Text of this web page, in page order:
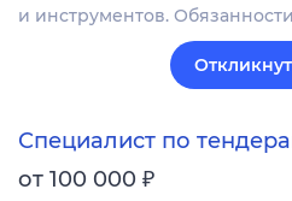
и инструментов.
Специалист по
от 100 000 ₽